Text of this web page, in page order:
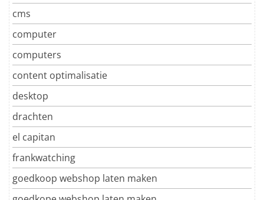
cms
computer
computers
content optimalisatie
desktop
drachten
el capitan
frankwatching
goedkoop webshop laten maken